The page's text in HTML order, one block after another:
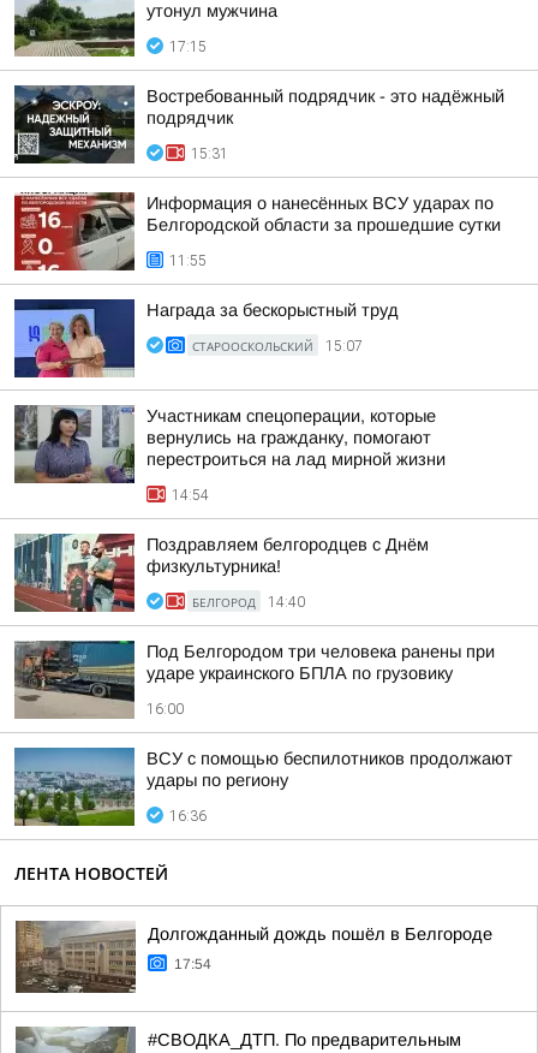
утонул мужчина
17:15
Востребованный подрядчик - это надёжный
подрядчик
15:31
Информация о нанесённых ВСУ ударах по
Белгородской области за прошедшие сутки
11:55
Награда за бескорыстный труд
СТАРООСКОЛЬСКИЙ 15:07
Участникам спецоперации, которые
вернулись на гражданку, помогают
перестроиться на лад мирной жизни
14:54
Поздравляем белгородцев с Днём
физкультурника!
БЕЛГОРОД 14:40
Под Белгородом три человека ранены при
ударе украинского БПЛА по грузовику
16:00
ВСУ с помощью беспилотников продолжают
удары по региону
16:36
ЛЕНТА НОВОСТЕЙ
Долгожданный дождь пошёл в Белгороде
17:54
#СВОДКА_ДТП. По предварительным